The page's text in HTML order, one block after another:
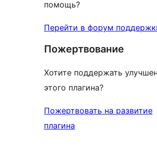
помощь?
Перейти в форум
Пожертвование
Хотите поддержать
этого плагина?
Пожертвовать на развитие
плагина